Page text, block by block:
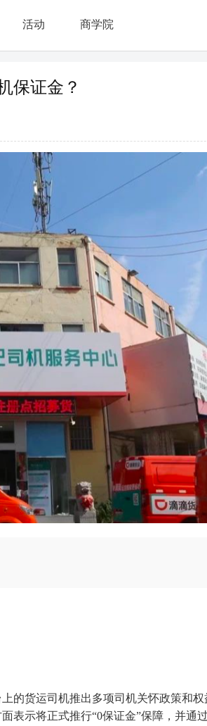
活动 商学院
保证金？
的货运司机推出多项司机关怀政策和权
表示将正式推行“0保证金”保障，并通